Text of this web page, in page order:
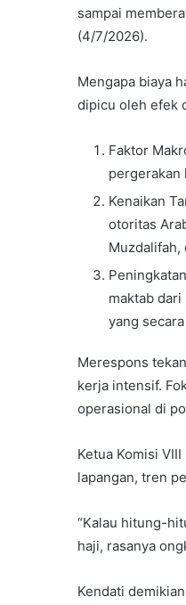
sampai
(4/7/2026).
Mengapa biaya
dipicu oleh efek
Faktor
pergerakan
Kenaikan
otoritas
Muzdalifah,
maktab
yang
Merespons
kerja intensif.
operasional di
Ketua Komisi
lapangan, tren
“Kalau hitung-
haji, rasanya
Kendati